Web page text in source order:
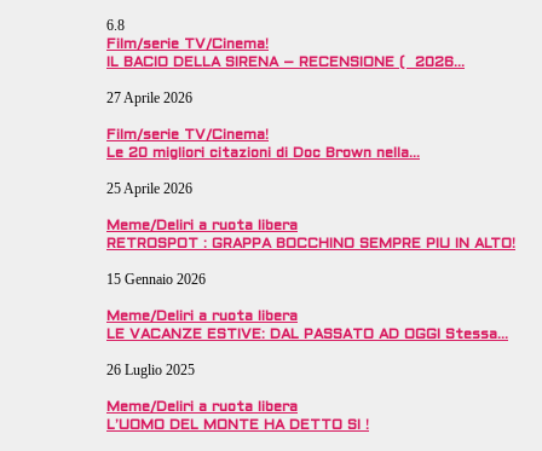
6.8
Film/serie TV/Cinema!
IL BACIO DELLA SIRENA – RECENSIONE ( 2026…
27 Aprile 2026
Film/serie TV/Cinema!
Le 20 migliori citazioni di Doc Brown nella…
25 Aprile 2026
Meme/Deliri a ruota libera
RETROSPOT : GRAPPA BOCCHINO SEMPRE PIU IN ALTO!
15 Gennaio 2026
Meme/Deliri a ruota libera
LE VACANZE ESTIVE: DAL PASSATO AD OGGI Stessa…
26 Luglio 2025
Meme/Deliri a ruota libera
L’UOMO DEL MONTE HA DETTO SI !